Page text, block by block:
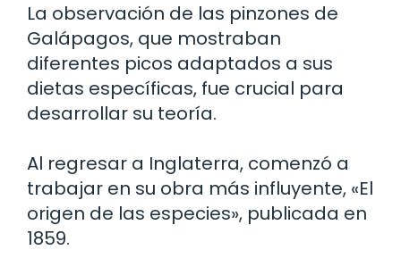
La observación de las pinzones de
Galápagos, que mostraban
diferentes picos adaptados a sus
dietas específicas, fue crucial para
desarrollar su teoría.
Al regresar a Inglaterra, comenzó a
trabajar en su obra más influyente, «El
origen de las especies», publicada en
1859.